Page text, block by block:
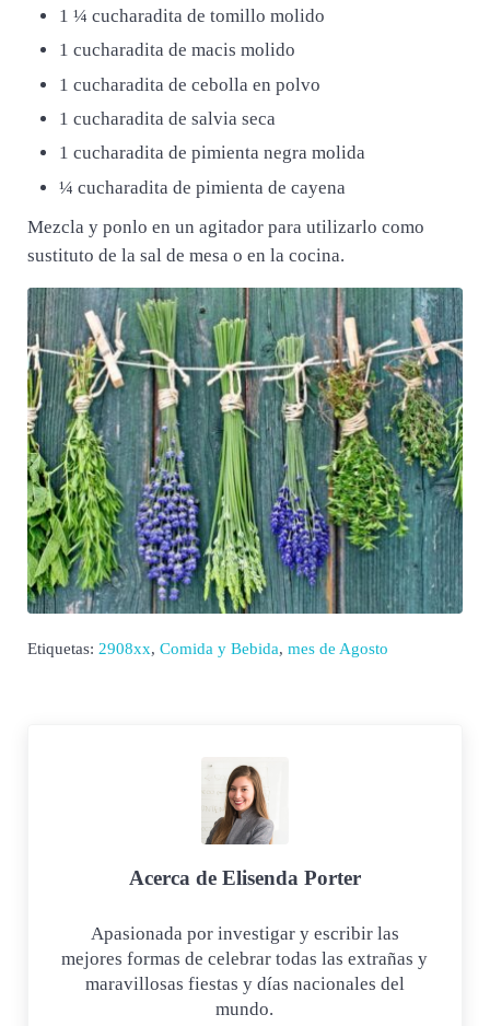
1 ¼ cucharadita de tomillo molido
1 cucharadita de macis molido
1 cucharadita de cebolla en polvo
1 cucharadita de salvia seca
1 cucharadita de pimienta negra molida
¼ cucharadita de pimienta de cayena
Mezcla y ponlo en un agitador para utilizarlo como
sustituto de la sal de mesa o en la cocina.
Etiquetas: 2908xx, Comida y Bebida, mes de Agosto
Acerca de Elisenda Porter
Apasionada por investigar y escribir las
mejores formas de celebrar todas las extrañas y
maravillosas fiestas y días nacionales del
mundo.